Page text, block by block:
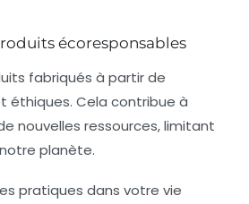
écoresponsables
fabriqués à partir de
éthiques. Cela contribue à
nouvelles ressources, limitant
planète.
pratiques dans votre vie